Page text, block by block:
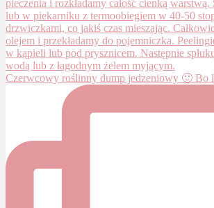
Czerwcowy roślinny dump jedzeniowy 🙂 Bo